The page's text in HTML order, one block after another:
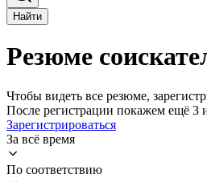
Найти
Резюме
Чтобы видеть все резюме,
После регистрации покажем ещё 3
Зарегистрироваться
За всё время
По соответствию